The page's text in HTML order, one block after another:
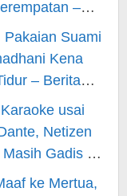
–
Pakaian Suami
Kena
– Berita
usai
Netizen
Gadis –
ke Mertua,